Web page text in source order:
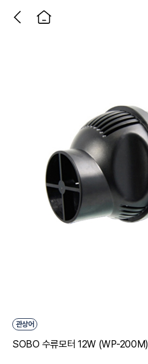
관상어
SOBO 수류모터 12W (WP-200M)